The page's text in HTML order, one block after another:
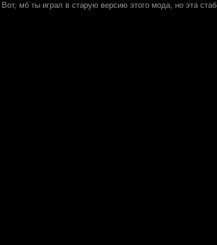
Вот, мб ты играл в старую версию этого мода, но эта